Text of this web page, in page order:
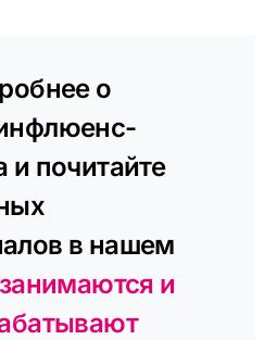
о
и почитайте
в нашем
и